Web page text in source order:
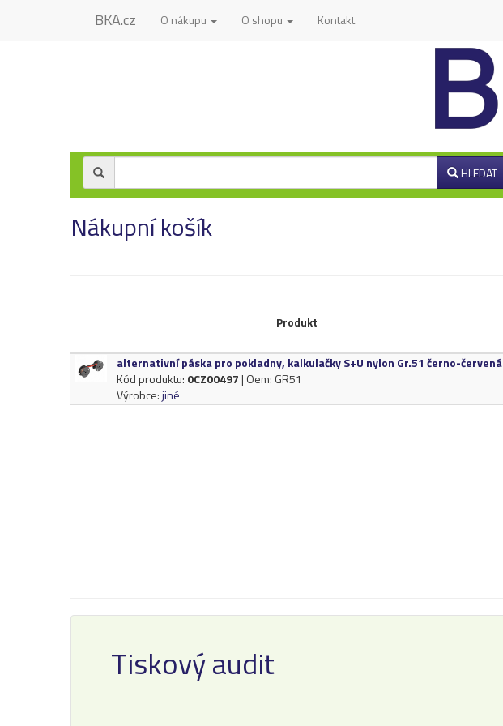
BKA.cz O nákupu O shopu Kontakt
HLEDAT
Nákupní košík
Produkt
alternativní páska pro pokladny,​ kalkulačky S+​U nylon Gr.​51 černo-červená
Kód produktu: 0CZ00497| Oem: GR51
Výrobce:jiné
Tiskový audit